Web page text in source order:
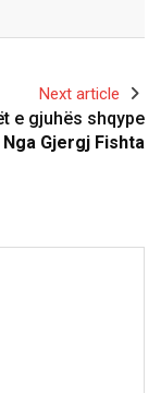
Next article
e gjuhës shqype
Nga Gjergj Fishta